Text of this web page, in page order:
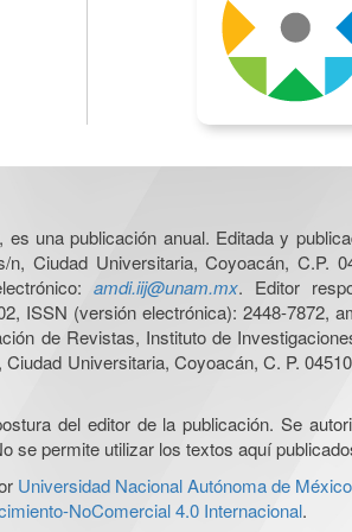
es una publicación anual. Editada y
Ciudad Universitaria, Coyoacán, C.P.
amdi.iij@unam.mx. Editor
ISSN (versión electrónica): 2448-7872,
de Revistas, Instituto de
Universitaria, Coyoacán, C. P.
del editor de la publicación. Se
se permite utilizar los textos aquí
Universidad Nacional Autónoma de
NoComercial 4.0 Internacional.